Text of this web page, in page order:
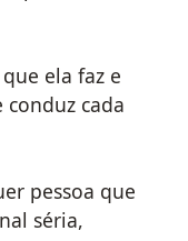
ela faz e
cada
pessoa que
séria,